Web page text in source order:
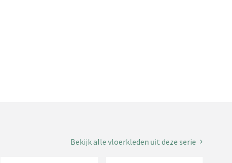
Bekijk alle vloerkleden uit deze serie